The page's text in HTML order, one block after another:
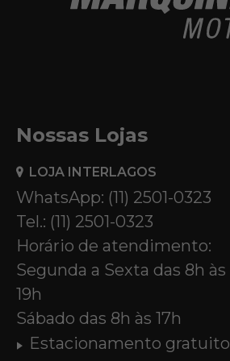
Nossas Lojas
LOJA INTERLAGOS
WhatsApp: (11) 2501-0323
Tel.: (11) 2501-0323
Horário de atendimento:
Segunda a Sexta das 8h às
19h
Sábado das 8h às 17h
Estacionamento gratuito